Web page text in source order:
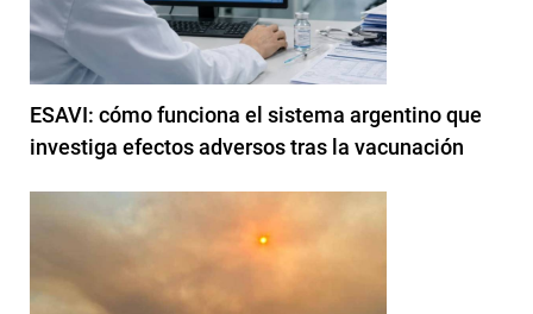
ESAVI: cómo funciona el sistema argentino que
investiga efectos adversos tras la vacunación